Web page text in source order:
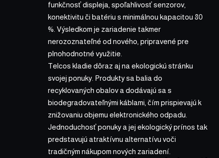
funkčnosť displeja, spoľahlivosť senzorov,
konektivitu či batériu s minimálnou kapacitou 80
%. Výsledkom je zariadenie takmer
nerozoznateľné od nového, pripravené pre
plnohodnotné využitie.
Telcos kladie dôraz aj na ekologickú stránku
svojej ponuky. Produkty sa balia do
recyklovaných obalov a dodávajú sa s
biodegradovateľnými káblami, čím prispievajú k
znižovaniu objemu elektronického odpadu.
Jednoduchosť ponuky a jej ekologický prínos tak
predstavujú atraktívnu alternatívu voči
tradičným nákupom nových zariadení.